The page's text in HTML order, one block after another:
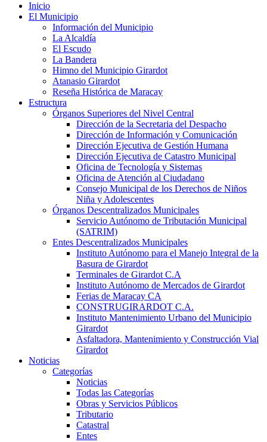
Inicio
El Municipio
Información del Municipio
La Alcaldía
El Escudo
La Bandera
Himno del Municipio Girardot
Atanasio Girardot
Reseña Histórica de Maracay
Estructura
Órganos Superiores del Nivel Central
Dirección de la Secretaria del Despacho
Dirección de Información y Comunicación
Dirección Ejecutiva de Gestión Humana
Dirección Ejecutiva de Catastro Municipal
Oficina de Tecnología y Sistemas
Oficina de Atención al Ciudadano
Consejo Municipal de los Derechos de Niños
Niña y Adolescentes
Órganos Descentralizados Municipales
Servicio Autónomo de Tributación Municipal
(SATRIM)
Entes Descentralizados Municipales
Instituto Autónomo para el Manejo Integral de la
Basura de Girardot
Terminales de Girardot C.A
Instituto Autónomo de Mercados de Girardot
Ferias de Maracay CA
CONSTRUGIRARDOT C.A.
Instituto Mantenimiento Urbano del Municipio
Girardot
Asfaltadora, Mantenimiento y Construcción Vial
Girardot
Noticias
Categorías
Noticias
Todas las Categorías
Obras y Servicios Públicos
Tributario
Catastral
Entes